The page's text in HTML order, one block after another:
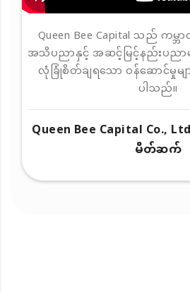
Queen Bee Capital သည် ကမ္ဘ
အသိပညာနှင့် အဆင့်မြင့်နည်းပညာမျ
လုံခြုံစိတ်ချရသော ဝန်ဆောင်မှုမ
ပါသည်။
Queen Bee Capital Co.,
မိတ်ဆက်